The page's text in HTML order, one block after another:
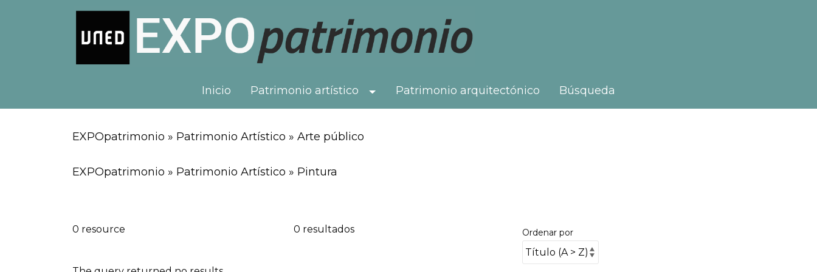
Inicio Patrimonio artístico Toggle Dropdown
Patrimonio arquitectónico Búsqueda
EXPOpatrimonio » Patrimonio Artístico » Arte público
EXPOpatrimonio » Patrimonio Artístico » Pintura
0 resource 0 resultados Ordenar por